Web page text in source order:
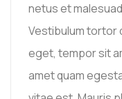
netus et
Vestibulum tortor
eget, tempor sit
amet quam